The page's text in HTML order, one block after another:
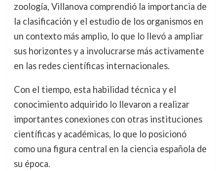
zoología, Villanova comprendió la importancia de
la clasificación y el estudio de los organismos en
un contexto más amplio, lo que lo llevó a ampliar
sus horizontes y a involucrarse más activamente
en las redes científicas internacionales.
Con el tiempo, esta habilidad técnica y el
conocimiento adquirido lo llevaron a realizar
importantes conexiones con otras instituciones
científicas y académicas, lo que lo posicionó
como una figura central en la ciencia española de
su época.